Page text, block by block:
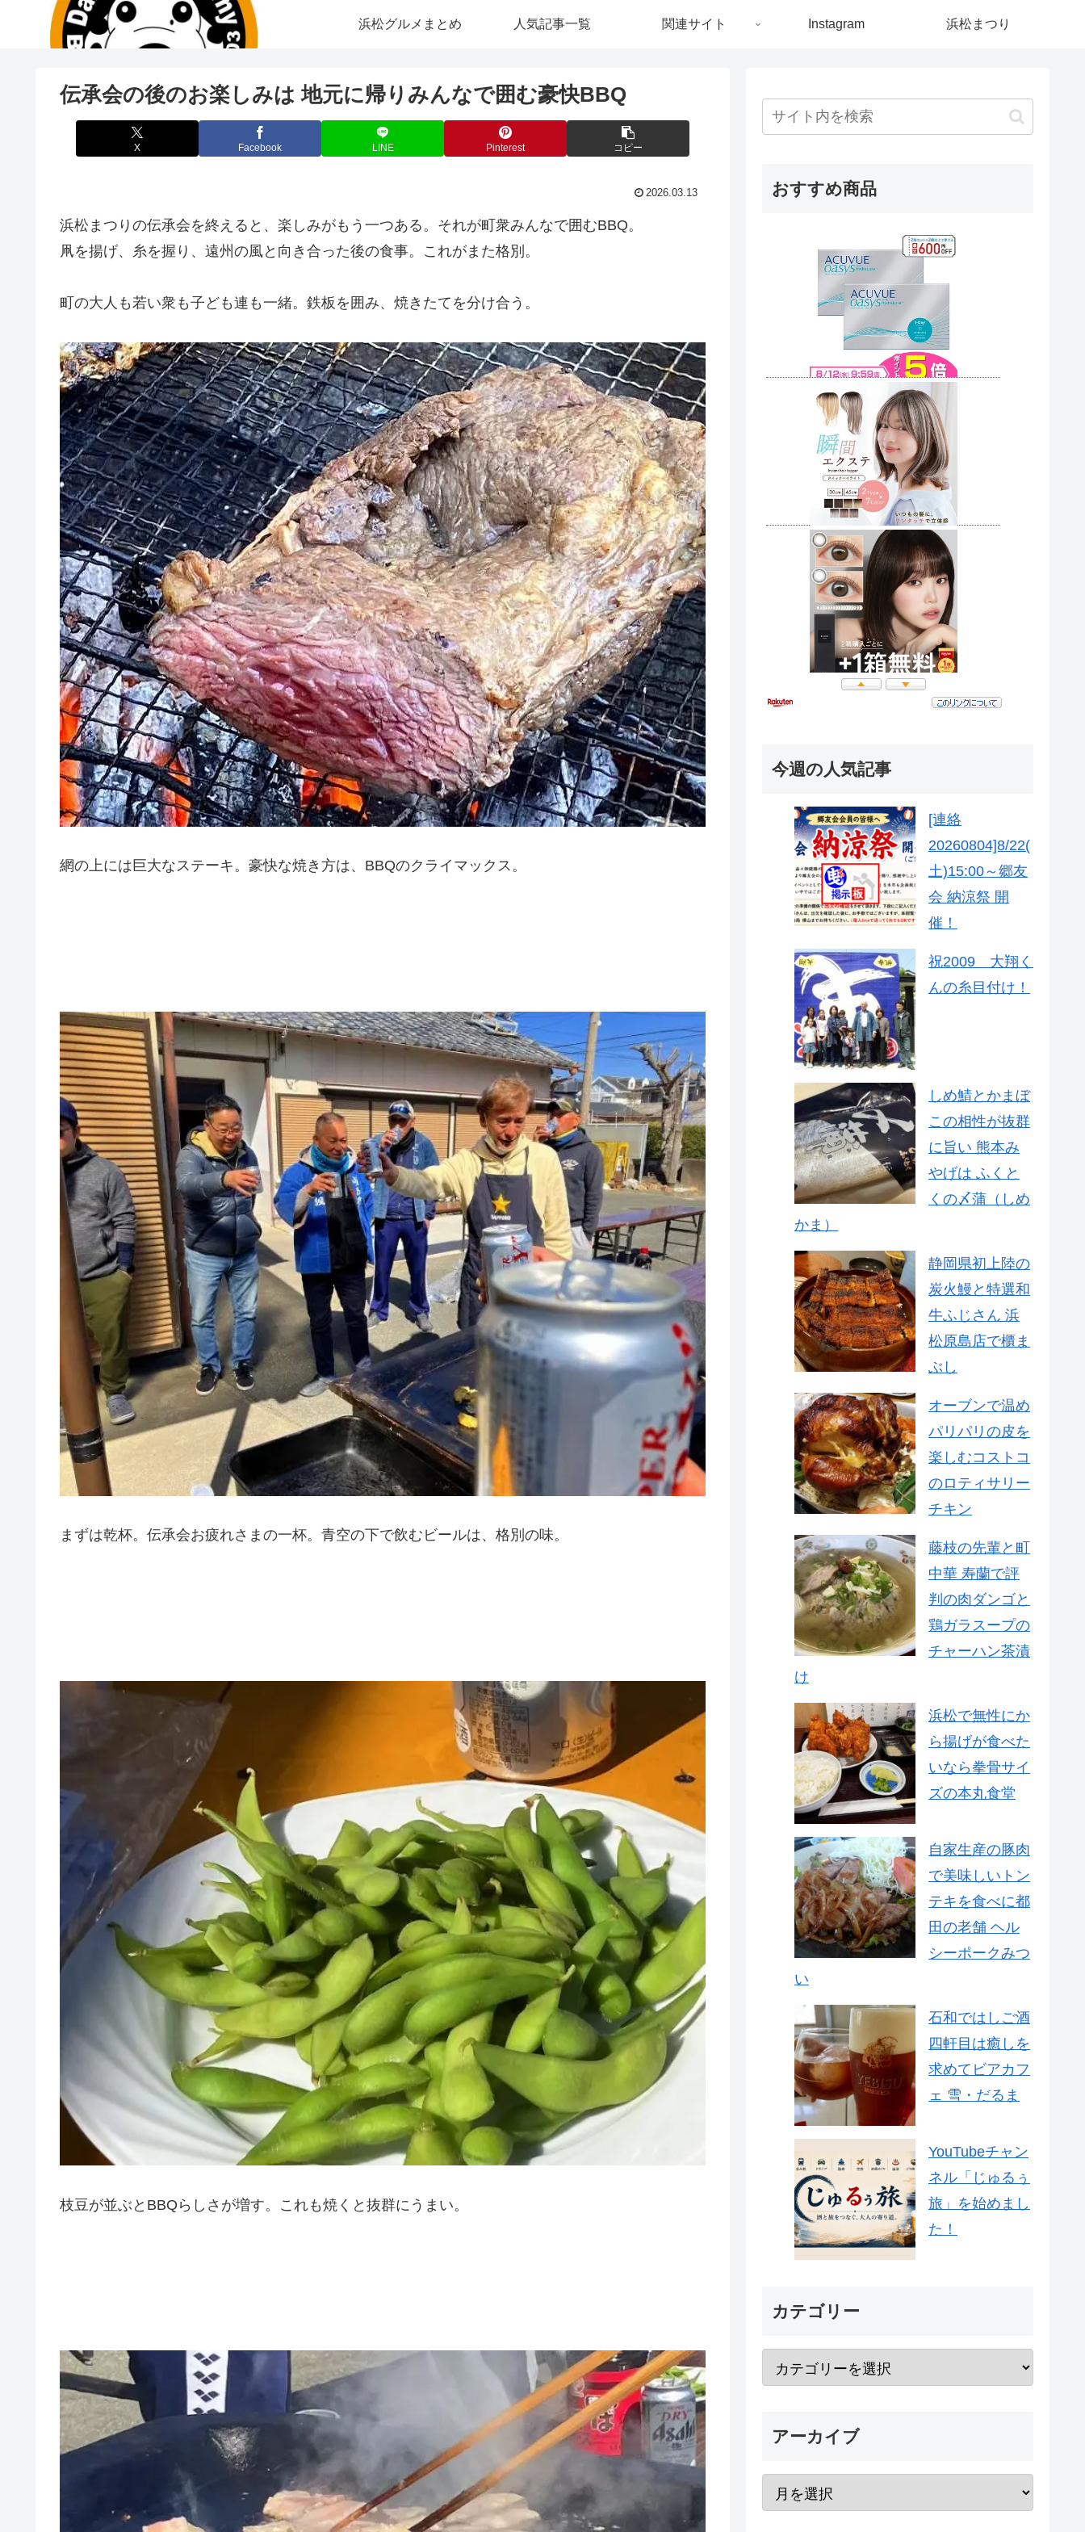
浜松グルメまとめ 人気記事一覧 関連サイト Instagram 浜松まつり
伝承会の後のお楽しみは 地元に帰りみんなで囲む豪快BBQ
X Facebook LINE Pinterest コピー
2026.03.13
浜松まつりの伝承会を終えると、楽しみがもう一つある。それが町衆みんなで囲むBBQ。
凧を揚げ、糸を握り、遠州の風と向き合った後の食事。これがまた格別。
町の大人も若い衆も子ども連も一緒。鉄板を囲み、焼きたてを分け合う。
網の上には巨大なステーキ。豪快な焼き方は、BBQのクライマックス。
まずは乾杯。伝承会お疲れさまの一杯。青空の下で飲むビールは、格別の味。
枝豆が並ぶとBBQらしさが増す。これも焼くと抜群にうまい。
おすすめ商品
今週の人気記事
[連絡
20260804]8/22(
土)15:00～郷友
会 納涼祭 開
催！
祝2009 大翔く
んの糸目付け！
しめ鯖とかまぼ
この相性が抜群
に旨い 熊本み
やげは ふくと
くの〆蒲（しめ
かま）
静岡県初上陸の
炭火鰻と特選和
牛ふじさん 浜
松原島店で櫃ま
ぶし
オーブンで温め
パリパリの皮を
楽しむコストコ
のロティサリー
チキン
藤枝の先輩と町
中華 寿蘭で評
判の肉ダンゴと
鶏ガラスープの
チャーハン茶漬
け
浜松で無性にか
ら揚げが食べた
いなら拳骨サイ
ズの本丸食堂
自家生産の豚肉
で美味しいトン
テキを食べに都
田の老舗 ヘル
シーポークみつ
い
石和ではしご酒
四軒目は癒しを
求めてビアカフ
ェ 雪・だるま
YouTubeチャン
ネル「じゅるぅ
旅」を始めまし
た！
カテゴリー
アーカイブ